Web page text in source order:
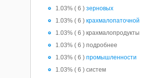
1.03% ( 6 ) зерновых
1.03% ( 6 ) крахмалопаточной
1.03% ( 6 ) крахмалопродукты
1.03% ( 6 ) подробнее
1.03% ( 6 ) промышленности
1.03% ( 6 ) систем